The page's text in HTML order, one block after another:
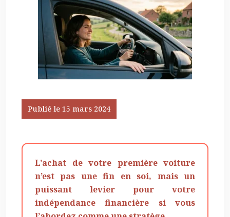
Publié le 15 mars 2024
L’achat de votre première voiture
n’est pas une fin en soi, mais un
puissant levier pour votre
indépendance financière si vous